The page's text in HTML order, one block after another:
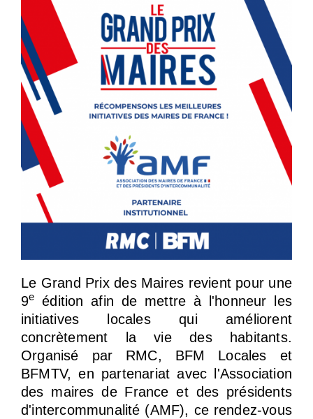
Le Grand Prix des Maires revient pour une
9e
édition afin de mettre à l'honneur les
initiatives locales qui améliorent
concrètement la vie des habitants.
Organisé par RMC, BFM Locales et
BFMTV, en partenariat avec l'Association
des maires de France et des présidents
d'intercommunalité (AMF), ce rendez-vous